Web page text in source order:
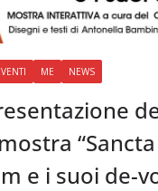
ME NEWS
“Sancta
e i suoi de-